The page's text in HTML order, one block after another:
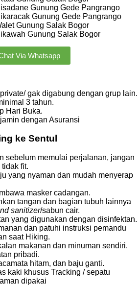
Gunung Gede Pangrango
Gunung Gede Pangrango
Gunung Salak Bogor
Gunung Salak Bogor
Via Whatsapp
gak digabung dengan grup lain.
3 tahun.
Hari Buka.
dengan Asuransi
ke Sentul
sebelum memulai perjalanan, jangan
fit.
yang nyaman dan mudah menyerap
masker cadangan.
tangan dan bagian tubuh lainnya
sanitizer/sabun cair.
yang digunakan dengan disinfektan.
dan patuhi instruksi pemandu
saat Hiking.
makanan dan minuman sendiri.
pribadi.
hitam, dan baju ganti.
kaki khusus Tracking / sepatu
dipakai